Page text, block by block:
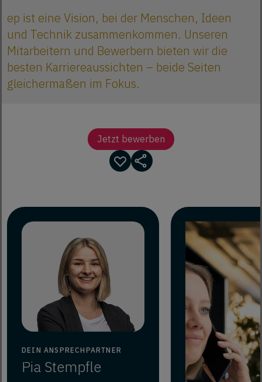
ep ist eine Vision, bei der Menschen, Ideen
und Technik zusammenkommen. Unseren
Mitarbeitern und Bewerbern bieten wir die
besten Karriereaussichten – beide Seiten
gleichermaßen im Fokus.
Jetzt bewerben
DEIN ANSPRECHPARTNER
Pia Stempfle